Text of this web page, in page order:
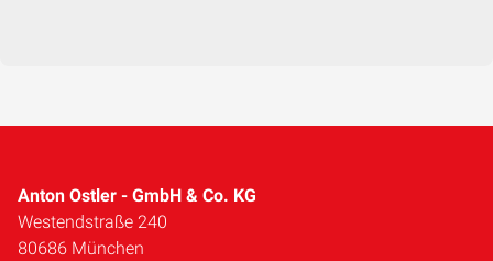
Anton Ostler - GmbH & Co. KG
Westendstraße 240
80686 München